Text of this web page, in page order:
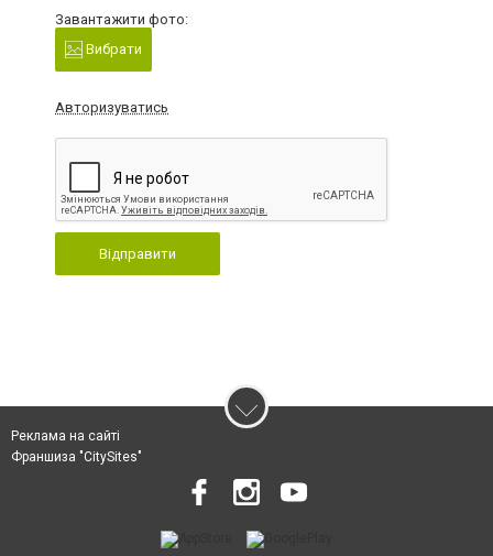
Завантажити фото:
Вибрати
Авторизуватись
Відправити
Реклама на сайті
Франшиза "CitySites"